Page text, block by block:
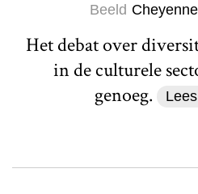
Beeld
Het debat over
in de culturele
genoeg.